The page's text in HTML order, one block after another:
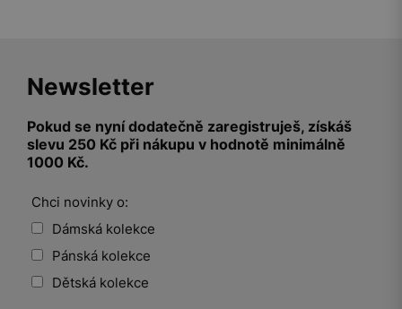
Newsletter
Pokud se nyní dodatečně zaregistruješ, získáš
slevu 250 Kč při nákupu v hodnotě minimálně
1000 Kč.
Chci novinky o:
Dámská kolekce
Pánská kolekce
Dětská kolekce